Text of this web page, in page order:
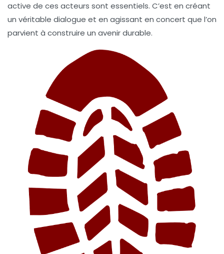
active de ces acteurs sont essentiels. C’est en créant
un véritable dialogue et en agissant en concert que l’on
parvient à construire un avenir durable.